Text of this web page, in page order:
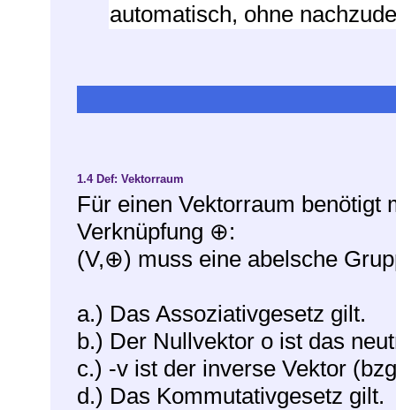
automatisch, ohne
1.4 Def: Vektorraum
Für einen Vektorraum benötigt
Verknüpfung ⊕:
(V,⊕) muss eine abelsche
a.) Das Assoziativgesetz gilt.
b.) Der Nullvektor o ist das
c.) -v ist der inverse Vektor
d.) Das Kommutativgesetz gilt.